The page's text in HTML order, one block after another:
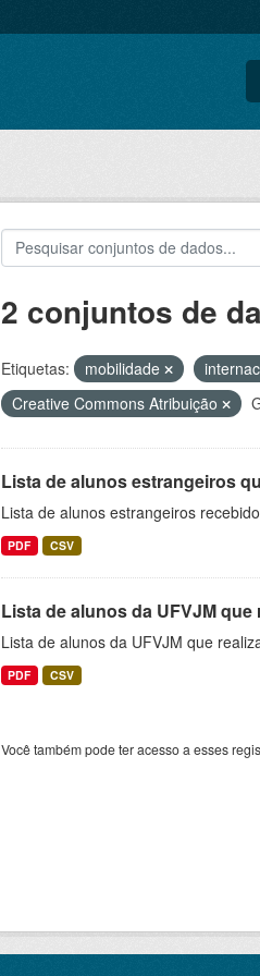
2 conjuntos de
Etiquetas: mobilidade
Creative Commons Atribuição
Lista de alunos estrangeiros
Lista de alunos estrangeiros
PDF CSV
Lista de alunos da UFVJM
Lista de alunos da UFVJM que
PDF CSV
Você também pode ter acesso a esses